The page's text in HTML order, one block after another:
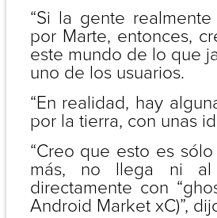
“Si la gente
por Marte, entonces,
este mundo de lo que
uno de los usuarios.
“En realidad, hay
por la tierra, con unas
“Creo que esto es
más, no llega ni
directamente con
Android Market xC)”,